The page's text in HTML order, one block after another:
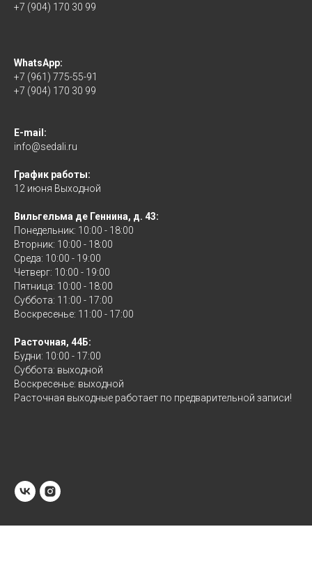
+7 (904) 170 30 99
WhatsApp:
+7 (961) 775-55-91
+7 (904) 170 30 99
E-mail:
info@sedali.ru
График работы:
12 июня Выходной
Вильгельма де Геннина, д. 43:
Понедельник: 10:00 - 18:00
Вторник: 10:00 - 18:00
Среда: 10:00 - 19:00
Четверг: 10:00 - 19:00
Пятница: 10:00 - 18:00
Суббота: 11:00 - 17:00
Воскресенье: 11:00 - 17:00
Расточная, 44Б:
Будни: 10:00 - 17:00
Суббота: выходной
Воскресенье: выходной
Расточная выходные работает по предварительной записи!